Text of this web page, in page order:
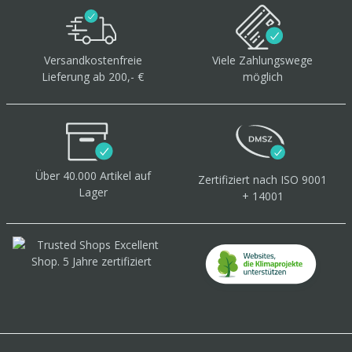
Versandkostenfreie
Lieferung ab 200,- €
Viele Zahlungswege
möglich
Über 40.000 Artikel auf
Lager
Zertifiziert nach ISO 9001
+ 14001